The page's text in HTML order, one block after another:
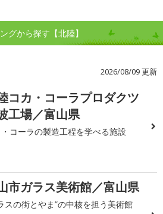
グから探す【北陸】
2026/08/09 更新
コカ・コーラプロダクツ
工場／富山県
・コーラの製造工程を学べる施設
市ガラス美術館／富山県
スの街とやま”の中核を担う美術館